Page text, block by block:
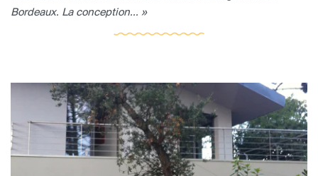
Bordeaux. La conception... »